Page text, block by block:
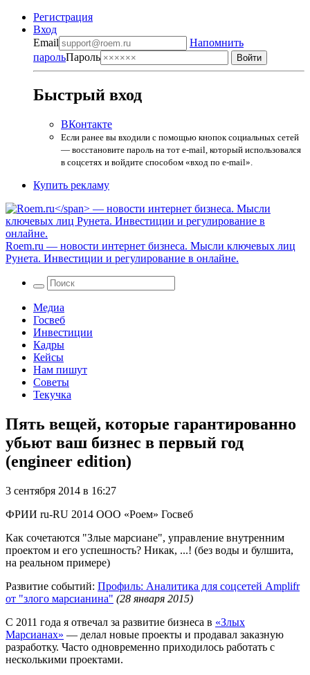
Регистрация
Вход
Email
Напомнить
парольПароль
Быстрый вход
ВКонтакте
Если ранее вы входили с помощью кнопок социальных сетей
— восстановите пароль на тот e-mail, который использовался
в соцсетях и войдите способом «вход по e-mail».
Купить рекламу
Roem.ru — новости интернет бизнеса. Мысли ключевых лиц
Рунета. Инвестиции и регулирование в онлайне.
Медиа
Госвеб
Инвестиции
Кадры
Кейсы
Нам пишут
Советы
Текучка
Пять вещей, которые гарантированно
убьют ваш бизнес в первый год
(engineer edition)
3 сентября 2014 в 16:27
ФРИИ ru-RU 2014 ООО «Роем» Госвеб
Как сочетаются "Злые марсиане", управление внутренним
проектом и его успешность? Никак, ...! (без воды и булшита,
на реальном примере)
Развитие событий: Профиль: Аналитика для соцсетей Amplifr
от "злого марсианина" (28 января 2015)
С 2011 года я отвечал за развитие бизнеса в «Злых
Марсианах» — делал новые проекты и продавал заказную
разработку. Часто одновременно приходилось работать с
несколькими проектами.